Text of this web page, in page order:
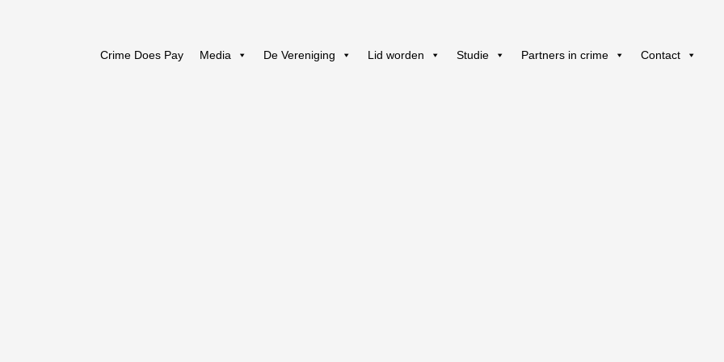
Crime Does Pay Media De Vereniging Lid worden Studie Partners in crime Contact